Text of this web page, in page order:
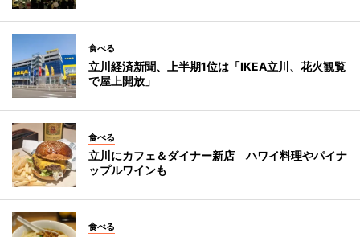
食べる
立川経済新聞、上半期1位は「IKEA立川、花火観覧
で屋上開放」
食べる
立川にカフェ＆ダイナー新店 ハワイ料理やパイナ
ップルワインも
食べる